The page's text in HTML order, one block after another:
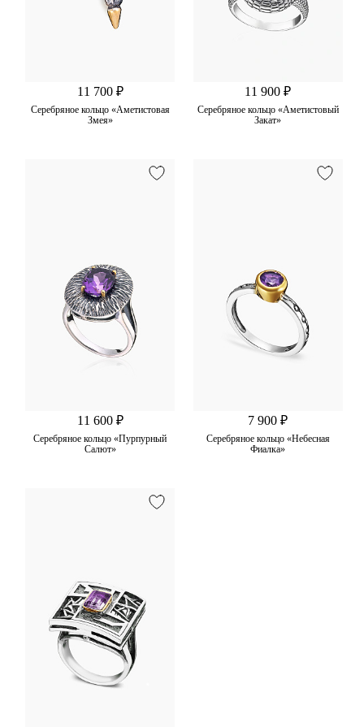
11 700 ₽
Серебряное кольцо «Аметистовая
Змея»
11 900 ₽
Серебряное кольцо «Аметистовый
Закат»
11 600 ₽
Серебряное кольцо «Пурпурный
Салют»
7 900 ₽
Серебряное кольцо «Небесная
Фиалка»